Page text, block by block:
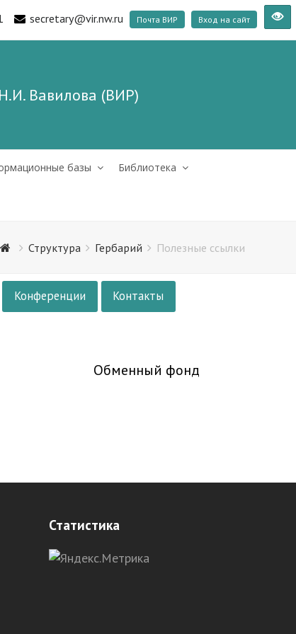
secretary@vir.nw.ru Почта ВИР Вход на сайт
Вавилова (ВИР)
базы Библиотека
Структура Гербарий Полезные ссылки
Конференции Контакты
Обменный фонд
Статистика